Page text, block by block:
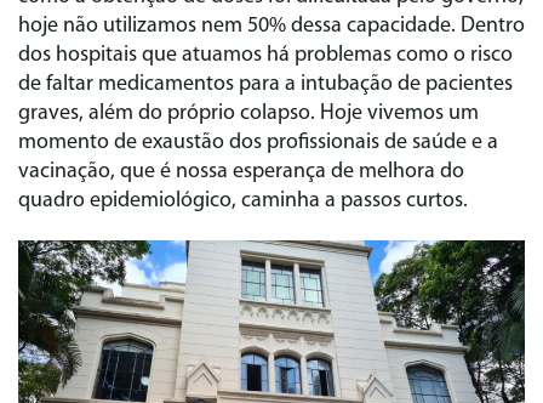
hoje não utilizamos nem 50% dessa capacidade. Dentro
dos hospitais que atuamos há problemas como o risco
de faltar medicamentos para a intubação de pacientes
graves, além do próprio colapso. Hoje vivemos um
momento de exaustão dos profissionais de saúde e a
vacinação, que é nossa esperança de melhora do
quadro epidemiológico, caminha a passos curtos.